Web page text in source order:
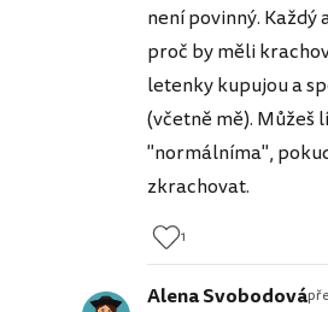
není povinný. Každý
proč by měli
letenky kupujou a
(včetně mě). Můžeš
"normálníma",
zkrachovat.
1
Alena Svobodová